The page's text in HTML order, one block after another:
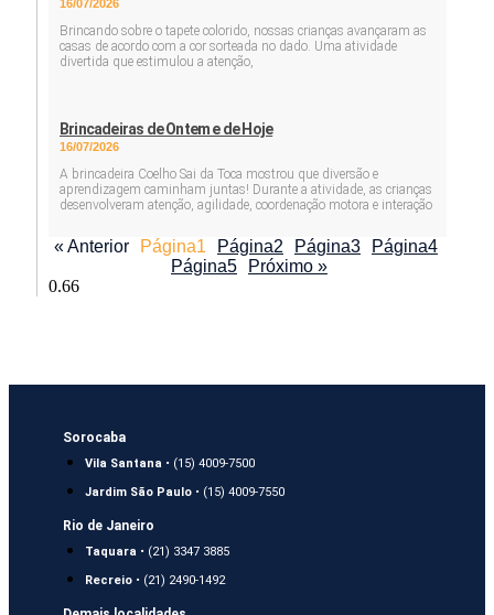
16/07/2026
Brincando sobre o tapete colorido, nossas crianças avançaram as
casas de acordo com a cor sorteada no dado. Uma atividade
divertida que estimulou a atenção,
Brincadeiras de Ontem e de Hoje
16/07/2026
A brincadeira Coelho Sai da Toca mostrou que diversão e
aprendizagem caminham juntas! Durante a atividade, as crianças
desenvolveram atenção, agilidade, coordenação motora e interação
« Anterior Página1 Página2 Página3 Página4
Página5 Próximo »
Sorocaba
Vila Santana • (15) 4009-7500
Jardim São Paulo • (15) 4009-7550
Rio de Janeiro
Taquara • (21) 3347 3885
Recreio • (21) 2490-1492